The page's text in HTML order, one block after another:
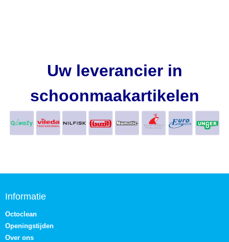
Uw leverancier in
schoonmaakartikelen
Informatie
Octoclean
Openingstijden
Over ons